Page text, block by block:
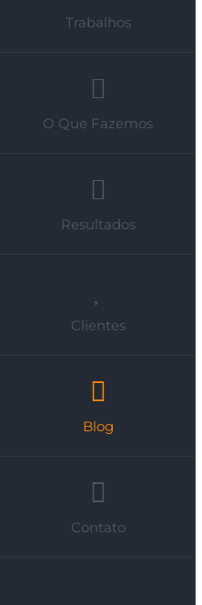
Trabalhos
O Que Fazemos
Resultados
Clientes
Blog
Contato